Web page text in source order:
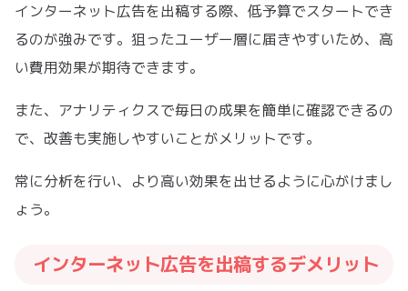
インターネット広告を出稿する際、低予算でスタートでき
るのが強みです。狙ったユーザー層に届きやすいため、高
い費用効果が期待できます。
また、アナリティクスで毎日の成果を簡単に確認できるの
で、改善も実施しやすいことがメリットです。
常に分析を行い、より高い効果を出せるように心がけまし
ょう。
インターネット広告を出稿するデメリット